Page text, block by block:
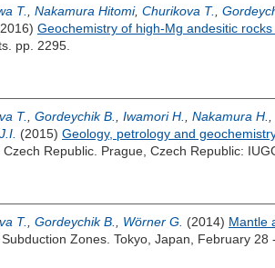
T.
Nakamura Hitomi, Churikova T.
Geochemistry of high-Mg andesitic
pp. 2295.
T. Gordeychik B. Iwamori H. Nakamura H.
(2015) Geology, petrology and
Czech Republic. Prague, Czech Republic:
T. Gordeychik B. Wörner G. (2014) Mantle
Zones. Tokyo, Japan, February